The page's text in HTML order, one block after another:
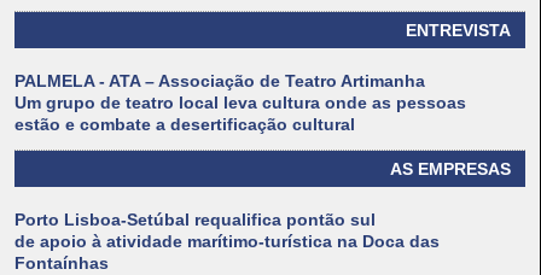
ENTREVISTA
PALMELA - ATA – Associação de Teatro Artimanha
Um grupo de teatro local leva cultura onde as pessoas
estão e combate a desertificação cultural
AS EMPRESAS
Porto Lisboa-Setúbal requalifica pontão sul
de apoio à atividade marítimo-turística na Doca das
Fontaínhas